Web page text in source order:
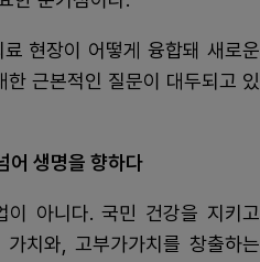
현장이 어떻게 융합돼 새로운
근본적인 질문이 대두되고 있
어 생명을 향하다
이 아니다. 국민 건강을 지키고
치와, 고부가가치를 창출하는